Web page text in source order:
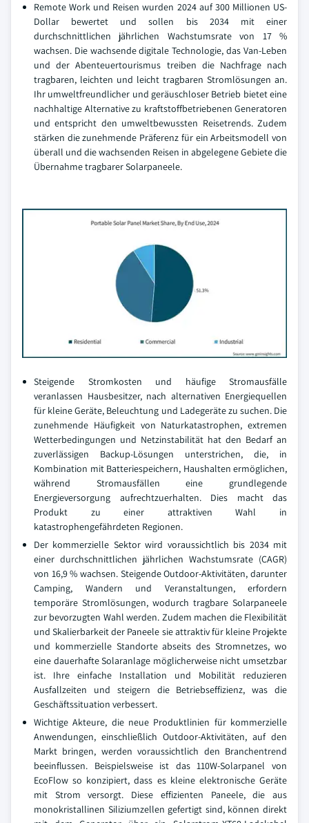
Remote Work und Reisen wurden 2024 auf 300 Millionen US-
Dollar bewertet und sollen bis 2034 mit einer
durchschnittlichen jährlichen Wachstumsrate von 17 %
wachsen. Die wachsende digitale Technologie, das Van-Leben
und der Abenteuertourismus treiben die Nachfrage nach
tragbaren, leichten und leicht tragbaren Stromlösungen an.
Ihr umweltfreundlicher und geräuschloser Betrieb bietet eine
nachhaltige Alternative zu kraftstoffbetriebenen Generatoren
und entspricht den umweltbewussten Reisetrends. Zudem
stärken die zunehmende Präferenz für ein Arbeitsmodell von
überall und die wachsenden Reisen in abgelegene Gebiete die
Übernahme tragbarer Solarpaneele.
Steigende Stromkosten und häufige Stromausfälle
veranlassen Hausbesitzer, nach alternativen Energiequellen
für kleine Geräte, Beleuchtung und Ladegeräte zu suchen. Die
zunehmende Häufigkeit von Naturkatastrophen, extremen
Wetterbedingungen und Netzinstabilität hat den Bedarf an
zuverlässigen Backup-Lösungen unterstrichen, die, in
Kombination mit Batteriespeichern, Haushalten ermöglichen,
während Stromausfällen eine grundlegende
Energieversorgung aufrechtzuerhalten. Dies macht das
Produkt zu einer attraktiven Wahl in
katastrophengefährdeten Regionen.
Der kommerzielle Sektor wird voraussichtlich bis 2034 mit
einer durchschnittlichen jährlichen Wachstumsrate (CAGR)
von 16,9 % wachsen. Steigende Outdoor-Aktivitäten, darunter
Camping, Wandern und Veranstaltungen, erfordern
temporäre Stromlösungen, wodurch tragbare Solarpaneele
zur bevorzugten Wahl werden. Zudem machen die Flexibilität
und Skalierbarkeit der Paneele sie attraktiv für kleine Projekte
und kommerzielle Standorte abseits des Stromnetzes, wo
eine dauerhafte Solaranlage möglicherweise nicht umsetzbar
ist. Ihre einfache Installation und Mobilität reduzieren
Ausfallzeiten und steigern die Betriebseffizienz, was die
Geschäftssituation verbessert.
Wichtige Akteure, die neue Produktlinien für kommerzielle
Anwendungen, einschließlich Outdoor-Aktivitäten, auf den
Markt bringen, werden voraussichtlich den Branchentrend
beeinflussen. Beispielsweise ist das 110W-Solarpanel von
EcoFlow so konzipiert, dass es kleine elektronische Geräte
mit Strom versorgt. Diese effizienten Paneele, die aus
monokristallinen Siliziumzellen gefertigt sind, können direkt